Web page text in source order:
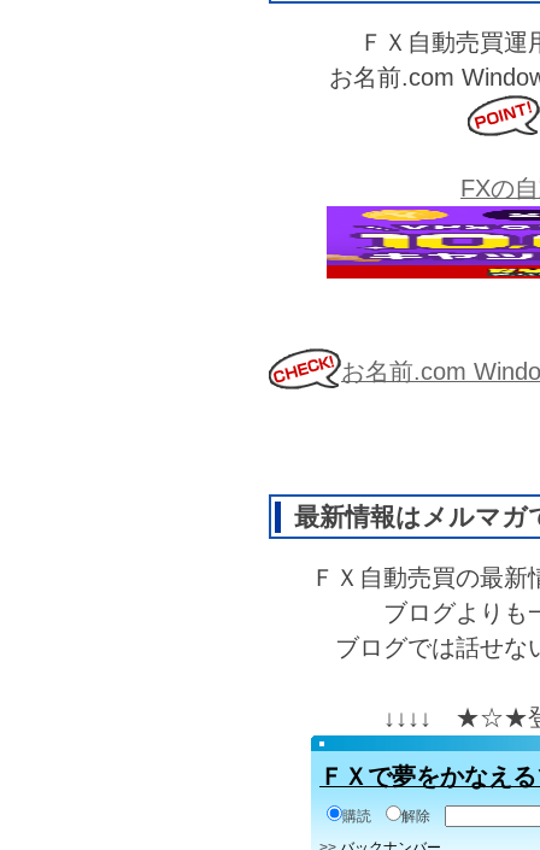
ＦＸ自動売買
お名前.com
FXの
お名前.com
最新情報はメルマガ
ＦＸ自動売買の最
ブログよりも
ブログでは話せな
↓↓↓↓ ★☆★
ＦＸで夢をかなえ
購読
解除